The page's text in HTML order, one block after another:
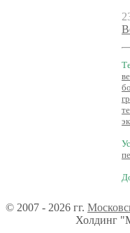
© 2007 - 2026 гг.
Холдинг